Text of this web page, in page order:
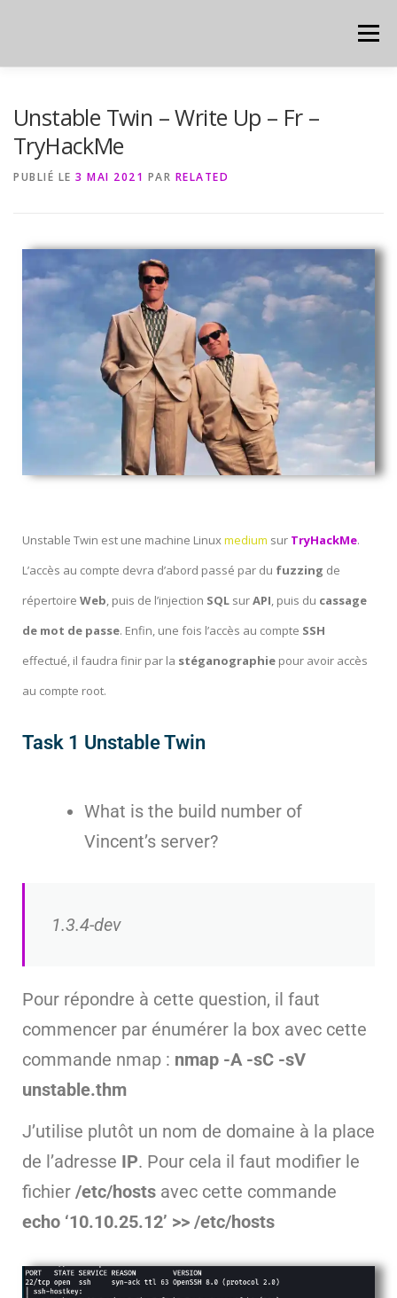
Unstable Twin – Write Up – Fr –
TryHackMe
PUBLIÉ LE 3 MAI 2021 PAR RELATED
Unstable Twin est une machine Linuxmedium sur TryHackMe.
L’accès au compte devra d’abord passé par du fuzzing de
répertoire Web, puis de l’injection SQL surAPI, puis du cassage
de mot de passe. Enfin, une fois l’accès au compte SSH
effectué, il faudra finir par la stéganographie pour avoir accès
au compte root.
Task 1 Unstable Twin
What is the build number of
Vincent’s server?
1.3.4-dev
Pour répondre à cette question, il faut
commencer par énumérer la box avec cette
commande nmap : nmap -A -sC -sV
unstable.thm
J’utilise plutôt un nom de domaine à la place
de l’adresse IP. Pour cela il faut modifier le
fichier /etc/hosts avec cette commande
echo ‘10.10.25.12’ >> /etc/hosts